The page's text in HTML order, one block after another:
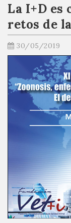
La I+D
retos de
30/05/2019